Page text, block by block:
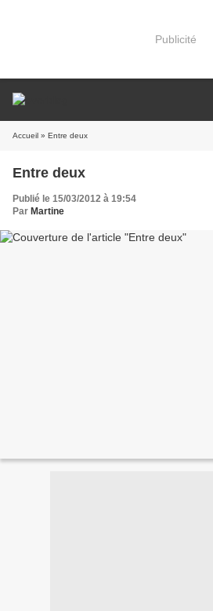
Publicité
Accueil » Entre deux
Entre deux
Publié le 15/03/2012 à 19:54
Par Martine